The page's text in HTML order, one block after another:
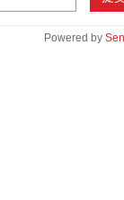
Powered by